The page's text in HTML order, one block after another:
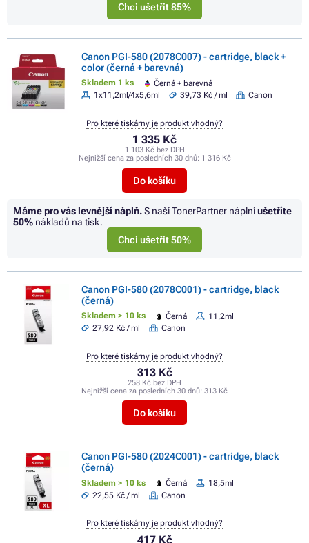
Chci ušetřit 85%
Canon PGI-580 (2078C007) - cartridge, black +
color (černá + barevná)
Skladem 1 ks
Černá + barevná
1x11,2ml/4x5,6ml
39,73 Kč / ml Canon
1 335 Kč
1 103 Kč bez DPH
Nejnižší cena za posledních 30 dnů: 1 316 Kč
Do košíku
Pro které tiskárny je produkt vhodný?
Máme pro vás levnější náplň.S naší TonerPartner náplníušetříte
50% nákladů na tisk.
Chci ušetřit 50%
Canon PGI-580 (2078C001) - cartridge, black
(černá)
Skladem > 10 ks Černá
11,2ml
27,92 Kč / ml
Canon
313 Kč
258 Kč bez DPH
Nejnižší cena za posledních 30 dnů: 313 Kč
Do košíku
Pro které tiskárny je produkt vhodný?
Canon PGI-580 (2024C001) - cartridge, black
(černá)
Skladem > 10 ks Černá
18,5ml
22,55 Kč / ml
Canon
417 Kč
Pro které tiskárny je produkt vhodný?